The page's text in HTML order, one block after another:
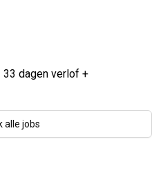
dagen verlof +
alle jobs